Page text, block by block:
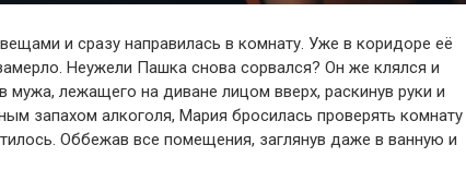
и сразу направилась в комнату. Уже в коридоре её
Неужели Пашка снова сорвался? Он же клялся и
лежащего на диване лицом вверх, раскинув руки и
запахом алкоголя, Мария бросилась проверять комнату
Оббежав все помещения, заглянув даже в ванную и